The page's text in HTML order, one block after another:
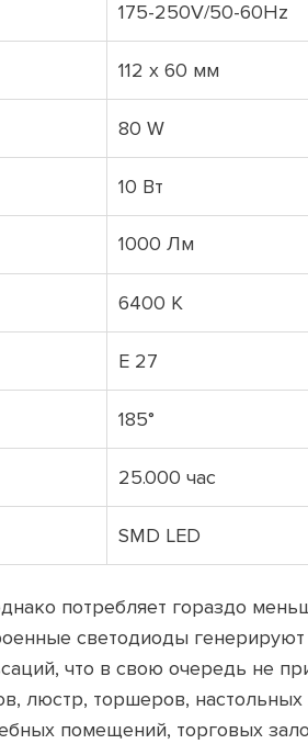
175-250V/50-60Hz
112 х 60 мм
80 W
10 Вт
1000 Лм
6400 K
E 27
185°
25.000 час
SMD LED
потребляет гораздо
светодиоды генерируют
что в свою очередь не
люстр, торшеров,
помещений, торговых